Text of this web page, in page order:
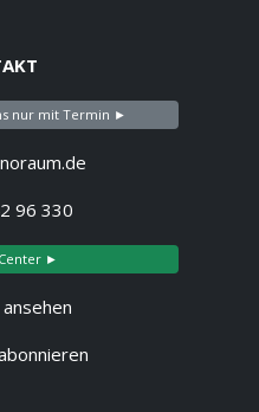
nur mit Termin ►
96 330
►